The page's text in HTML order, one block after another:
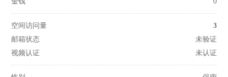
空间访问量
3
邮箱状态
未验证
视频认证
未认证